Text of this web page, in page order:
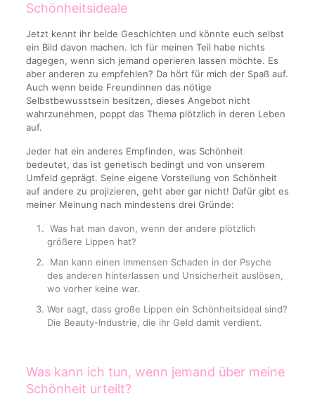
Schönheitsideale
Jetzt kennt ihr beide Geschichten und könnte euch selbst
ein Bild davon machen. Ich für meinen Teil habe nichts
dagegen, wenn sich jemand operieren lassen möchte. Es
aber anderen zu empfehlen? Da hört für mich der Spaß auf.
Auch wenn beide Freundinnen das nötige
Selbstbewusstsein besitzen, dieses Angebot nicht
wahrzunehmen, poppt das Thema plötzlich in deren Leben
auf.
Jeder hat ein anderes Empfinden, was Schönheit
bedeutet, das ist genetisch bedingt und von unserem
Umfeld geprägt. Seine eigene Vorstellung von Schönheit
auf andere zu projizieren, geht aber gar nicht! Dafür gibt es
meiner Meinung nach mindestens drei Gründe:
Was hat man davon, wenn der andere plötzlich
größere Lippen hat?
Man kann einen immensen Schaden in der Psyche
des anderen hinterlassen und Unsicherheit auslösen,
wo vorher keine war.
Wer sagt, dass große Lippen ein Schönheitsideal sind?
Die Beauty-Industrie, die ihr Geld damit verdient.
Was kann ich tun, wenn jemand über meine
Schönheit urteilt?